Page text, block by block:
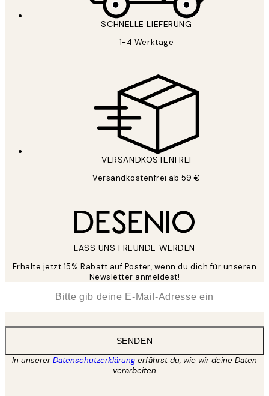
SCHNELLE LIEFERUNG
1-4 Werktage
VERSANDKOSTENFREI
Versandkostenfrei ab 59 €
LASS UNS FREUNDE WERDEN
Erhalte jetzt 15% Rabatt auf Poster, wenn du dich für unseren
Newsletter anmeldest!
SENDEN
In unsererDatenschutzerklärungerfährst du, wie wir deine Daten
verarbeiten